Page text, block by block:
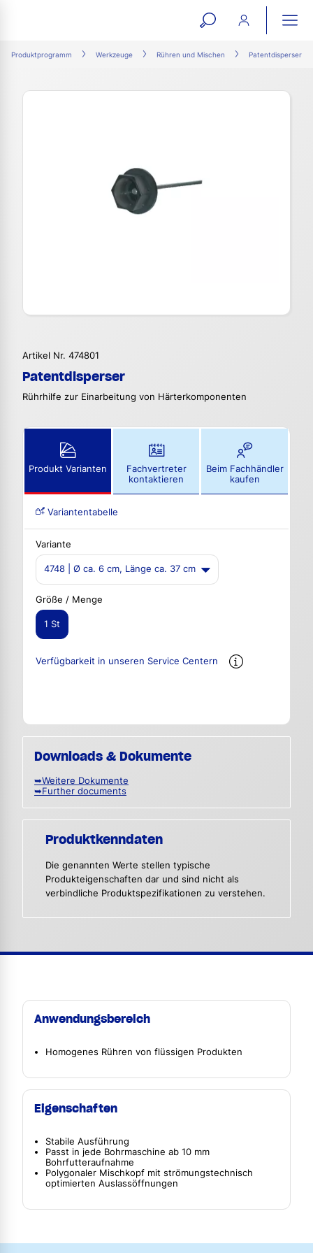
open
search
Produktprogramm Werkzeuge Rühren und Mischen Patentdisperser
Artikel Nr. 474801
Patentdisperser
Rührhilfe zur Einarbeitung von Härterkomponenten
Produkt Varianten
Fachvertreter
kontaktieren
Beim Fachhändler
kaufen
Variantentabelle
Variante
4748 | Ø ca. 6 cm, Länge ca. 37 cm
Größe / Menge
1 St
Verfügbarkeit in unseren Service Centern
Downloads & Dokumente
➥Weitere Dokumente
➥Further documents
Produktkenndaten
Die genannten Werte stellen typische
Produkteigenschaften dar und sind nicht als
verbindliche Produktspezifikationen zu verstehen.
Anwendungsbereich
Homogenes Rühren von flüssigen Produkten
Eigenschaften
Stabile Ausführung
Passt in jede Bohrmaschine ab 10 mm
Bohrfutteraufnahme
Polygonaler Mischkopf mit strömungstechnisch
optimierten Auslassöffnungen